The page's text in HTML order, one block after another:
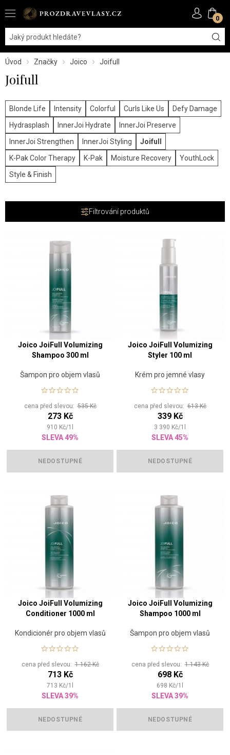
0
Úvod Značky Joico Joifull
Joifull
Blonde Life Intensity Colorful Curls Like Us
Defy Damage
Hydrasplash
InnerJoi Hydrate
InnerJoi Preserve
InnerJoi Strengthen
InnerJoi Styling
Joifull
K-Pak Color Therapy
K-Pak Moisture Recovery
YouthLock
Style & Finish
Filtrování produktů
Joico JoiFull Volumizing
Shampoo 300 ml
Šampon pro objem vlasů
cena před slevou:535 Kč
273 Kč
910 Kč/1
SLEVA 49%
NEDOSTUPNÉ
Joico JoiFull Volumizing
Styler 100 ml
Krém pro jemné vlasy
cena před slevou:613 Kč
339 Kč
3 390 Kč/1
SLEVA 45%
NEDOSTUPNÉ
Joico JoiFull Volumizing
Conditioner 1000 ml
Kondicionér pro objem vlasů
cena před slevou:1 162 Kč
713 Kč
713 Kč/1
SLEVA 39%
NEDOSTUPNÉ
Joico JoiFull Volumizing
Shampoo 1000 ml
Šampon pro objem vlasů
cena před slevou:1 143 Kč
698 Kč
698 Kč/1
SLEVA 39%
NEDOSTUPNÉ